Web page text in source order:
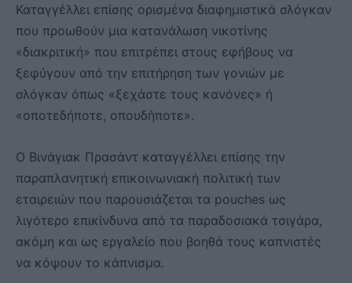
Καταγγέλλει επίσης ορισμένα διαφημιστικά σλόγκαν
που προωθούν μια κατανάλωση νικοτίνης
«διακριτική» που επιτρέπει στους εφήβους να
ξεφύγουν από την επιτήρηση των γονιών με
σλόγκαν όπως «ξεχάστε τους κανόνες» ή
«οποτεδήποτε, οπουδήποτε».
Ο Βινάγιακ Πρασάντ καταγγέλλει επίσης την
παραπλανητική επικοινωνιακή πολιτική των
εταιρειών που παρουσιάζεται τα pouches ως
λιγότερο επικίνδυνα από τα παραδοσιακά τσιγάρα,
ακόμη και ως εργαλείο που βοηθά τους καπνιστές
να κόψουν το κάπνισμα.